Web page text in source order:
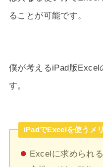
ることが可能です。
僕が考えるiPad版Excel
す。
iPadでExcelを使うメ
Excelに求められ